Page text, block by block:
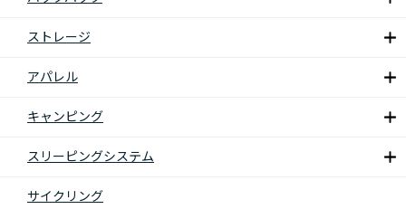
ストレージ
アパレル
キャンピング
スリーピングシステム
サイクリング